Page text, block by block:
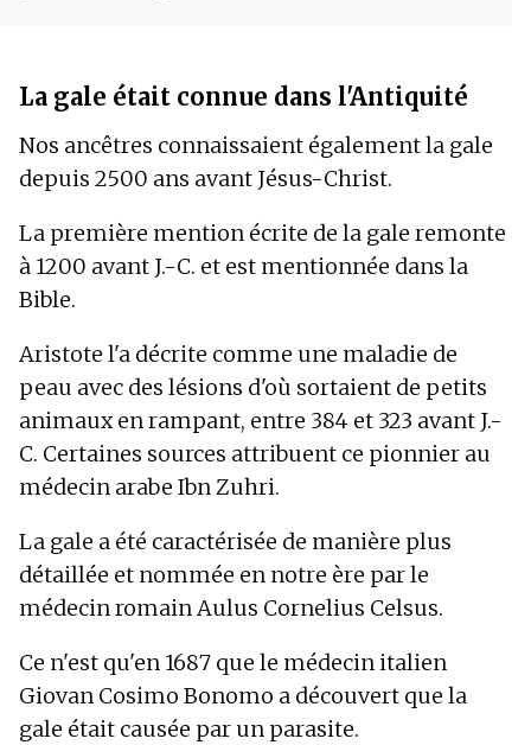
La gale était connue dans l'Antiquité
Nos ancêtres connaissaient également la gale
depuis 2500 ans avant Jésus-Christ.
La première mention écrite de la gale remonte
à 1200 avant J.-C. et est mentionnée dans la
Bible.
Aristote l'a décrite comme une maladie de
peau avec des lésions d'où sortaient de petits
animaux en rampant, entre 384 et 323 avant J.-
C. Certaines sources attribuent ce pionnier au
médecin arabe Ibn Zuhri.
La gale a été caractérisée de manière plus
détaillée et nommée en notre ère par le
médecin romain Aulus Cornelius Celsus.
Ce n'est qu'en 1687 que le médecin italien
Giovan Cosimo Bonomo a découvert que la
gale était causée par un parasite.